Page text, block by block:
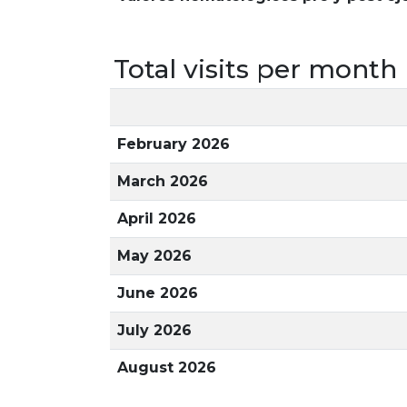
Total visits per month
February 2026
March 2026
April 2026
May 2026
June 2026
July 2026
August 2026